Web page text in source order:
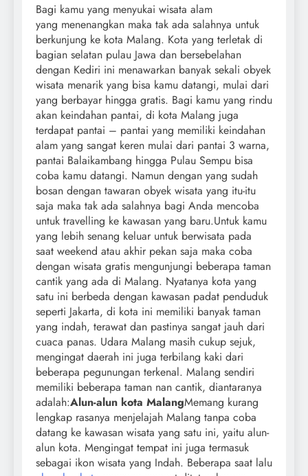
Bagi kamu yang menyukai wisata alam
yang menenangkan maka tak ada salahnya untuk
berkunjung ke kota Malang. Kota yang terletak di
bagian selatan pulau Jawa dan bersebelahan
dengan Kediri ini menawarkan banyak sekali obyek
wisata menarik yang bisa kamu datangi, mulai dari
yang berbayar hingga gratis. Bagi kamu yang rindu
akan keindahan pantai, di kota Malang juga
terdapat pantai – pantai yang memiliki keindahan
alam yang sangat keren mulai dari pantai 3 warna,
pantai Balaikambang hingga Pulau Sempu bisa
coba kamu datangi. Namun dengan yang sudah
bosan dengan tawaran obyek wisata yang itu-itu
saja maka tak ada salahnya bagi Anda mencoba
untuk travelling ke kawasan yang baru.Untuk kamu
yang lebih senang keluar untuk berwisata pada
saat weekend atau akhir pekan saja maka coba
dengan wisata gratis mengunjungi beberapa taman
cantik yang ada di Malang. Nyatanya kota yang
satu ini berbeda dengan kawasan padat penduduk
seperti Jakarta, di kota ini memiliki banyak taman
yang indah, terawat dan pastinya sangat jauh dari
cuaca panas. Udara Malang masih cukup sejuk,
mengingat daerah ini juga terbilang kaki dari
beberapa pegunungan terkenal. Malang sendiri
memiliki beberapa taman nan cantik, diantaranya
adalah:Alun-alun kota MalangMemang kurang
lengkap rasanya menjelajah Malang tanpa coba
datang ke kawasan wisata yang satu ini, yaitu alun-
alun kota. Mengingat tempat ini juga termasuk
sebagai ikon wisata yang Indah. Beberapa saat lalu